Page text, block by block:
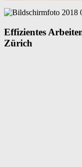
Effizientes
Zürich